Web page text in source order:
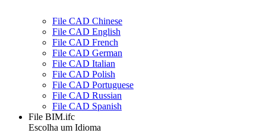
File CAD Chinese
File CAD English
File CAD French
File CAD German
File CAD Italian
File CAD Polish
File CAD Portuguese
File CAD Russian
File CAD Spanish
File BIM.ifc
Escolha um Idioma